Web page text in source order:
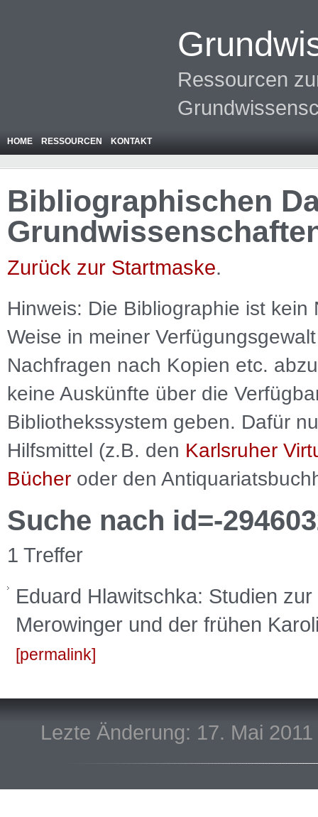
Ressourcen
HOME RESSOURCEN KONTAKT
Bibliographischen
Zurück zur Startmaske.
Hinweis: Die Bibliographie ist kein
Weise in meiner
Nachfragen nach Kopien etc.
keine Auskünfte über die
Bibliothekssystem geben. Dafür
Hilfsmittel (z.B. den Karlsruher
Bücher oder den
Suche nach id=-
1 Treffer
Eduard Hlawitschka: Studien
Merowinger und der frühen
permalink
Lezte Änderung: 17. Mai